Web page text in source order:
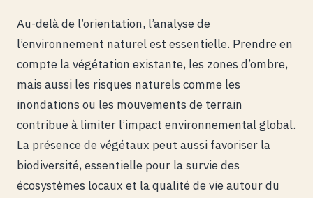
Au-delà de l’orientation, l’analyse de
l’environnement naturel est essentielle. Prendre en
compte la végétation existante, les zones d’ombre,
mais aussi les risques naturels comme les
inondations ou les mouvements de terrain
contribue à limiter l’impact environnemental global.
La présence de végétaux peut aussi favoriser la
biodiversité, essentielle pour la survie des
écosystèmes locaux et la qualité de vie autour du